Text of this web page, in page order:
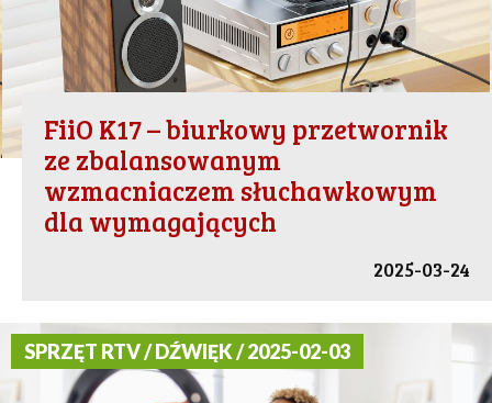
FiiO K17 – biurkowy przetwornik
ze zbalansowanym
wzmacniaczem słuchawkowym
dla wymagających
2025-03-24
SPRZĘT RTV / DŹWIĘK / 2025-02-03